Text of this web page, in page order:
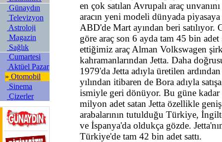
Günaydın
Televizyon
Astroloji
Magazin
Sağlık
Cumartesi
Aktüel Pazar
» Otomobil
Sinema
Çizerler
en çok satılan Avrupalı araç
aracın yeni modeli dünyada piyasaya
ABD'de Mart ayından beri satılıyor.
göre araç son 6 ayda tam 45 bin adet
ettiğimiz araç Alman Volkswagen
kahramanlarından Jetta. Daha
1979'da Jetta adıyla üretilen
yılından itibaren de Bora adıyla
ismiyle geri dönüyor. Bu güne
milyon adet satan Jetta özellikle
arabalarının tutulduğu Türkiye,
ve İspanya'da oldukça gözde.
Türkiye'de tam 42 bin adet sattı.